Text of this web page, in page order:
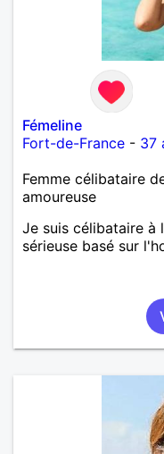
Fémeline
Fort-de-France - 37
Femme célibataire
amoureuse
Je suis célibataire à
sérieuse basé sur